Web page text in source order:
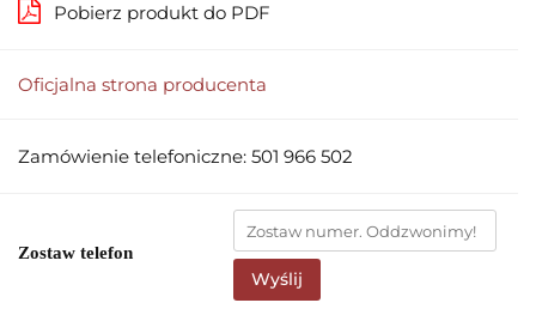
Pobierz produkt do PDF
Oficjalna strona producenta
Zamówienie telefoniczne: 501 966 502
Zostaw telefon
Wyślij